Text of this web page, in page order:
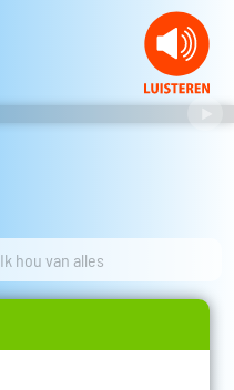
Ik hou van alles